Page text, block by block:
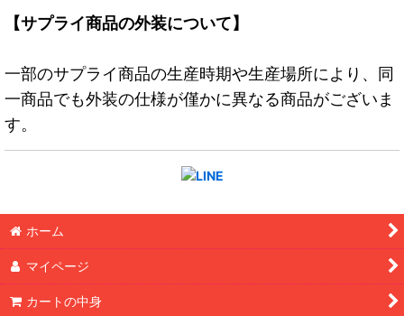
【サプライ商品の外装について】
一部のサプライ商品の生産時期や生産場所により、同
一商品でも外装の仕様が僅かに異なる商品がございま
す。
ホーム
マイページ
カートの中身